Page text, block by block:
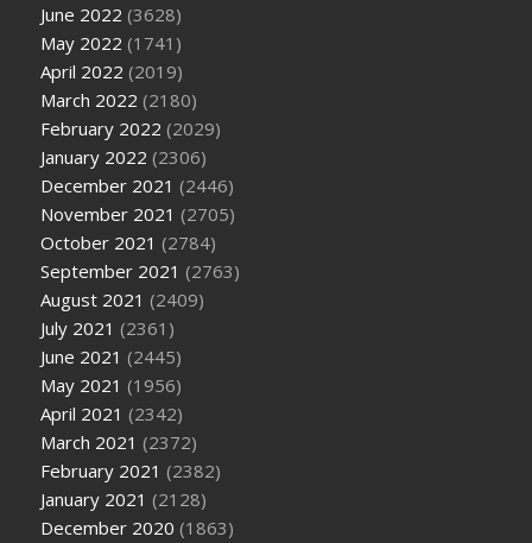
June 2022 (3628)
May 2022 (1741)
April 2022 (2019)
March 2022 (2180)
February 2022 (2029)
January 2022 (2306)
December 2021 (2446)
November 2021 (2705)
October 2021 (2784)
September 2021 (2763)
August 2021 (2409)
July 2021 (2361)
June 2021 (2445)
May 2021 (1956)
April 2021 (2342)
March 2021 (2372)
February 2021 (2382)
January 2021 (2128)
December 2020 (1863)